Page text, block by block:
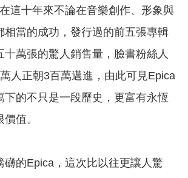
這十年來不論在音樂創作、形象與
相當的成功，發行過的前五張專輯
十萬張的驚人銷售量，臉書粉絲人
人正朝3百萬邁進，由此可見Epica
下的不只是一段歷史，更富有永恆
值。
礴的Epica，這次比以往更讓人驚